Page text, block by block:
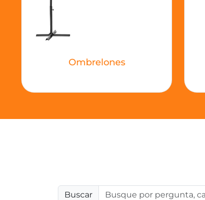
Ombrelones
Buscar